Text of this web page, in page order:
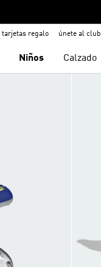
tarjetas regalo únete al club
Niños Calzado